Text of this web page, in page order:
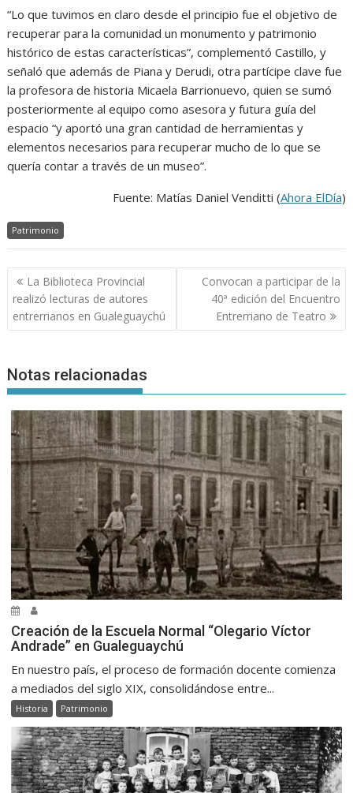
“Lo que tuvimos en claro desde el principio fue el objetivo de
recuperar para la comunidad un monumento y patrimonio
histórico de estas características”, complementó Castillo, y
señaló que además de Piana y Derudi, otra partícipe clave fue
la profesora de historia Micaela Barrionuevo, quien se sumó
posteriormente al equipo como asesora y futura guía del
espacio “y aportó una gran cantidad de herramientas y
elementos necesarios para recuperar mucho de lo que se
quería contar a través de un museo”.
Fuente: Matías Daniel Venditti (Ahora ElDía)
Patrimonio
Navegación
de
entradas
La Biblioteca Provincial
realizó lecturas de autores
entrerrianos en Gualeguaychú
Convocan a participar de la
40ª edición del Encuentro
Entrerriano de Teatro
Notas relacionadas
Creación de la Escuela Normal “Olegario Víctor
Andrade” en Gualeguaychú
En nuestro país, el proceso de formación docente comienza
a mediados del siglo XIX, consolidándose entre...
Historia Patrimonio